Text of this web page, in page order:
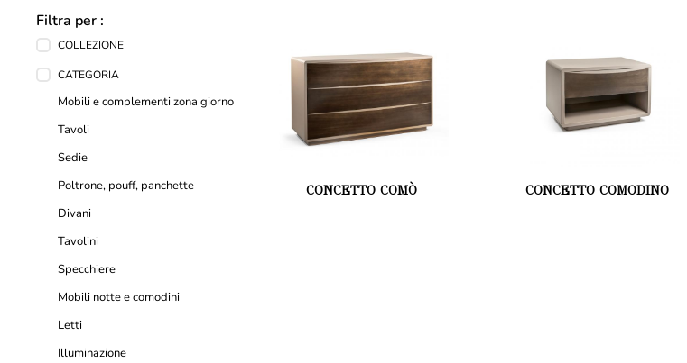
Filtra per :
COLLEZIONE
CATEGORIA
Mobili e complementi zona giorno
Tavoli
Sedie
Poltrone, pouff, panchette
Divani
Tavolini
Specchiere
Mobili notte e comodini
Letti
Illuminazione
CONCETTO COMÒ CONCETTO COMODINO